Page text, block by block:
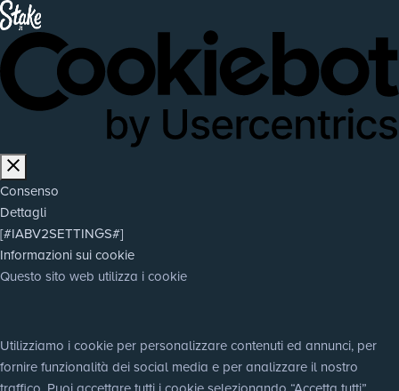
Consenso
Dettagli
[#IABV2SETTINGS#]
Informazioni sui cookie
Questo sito web utilizza i cookie
Utilizziamo i cookie per personalizzare contenuti ed annunci, per
fornire funzionalità dei social media e per analizzare il nostro